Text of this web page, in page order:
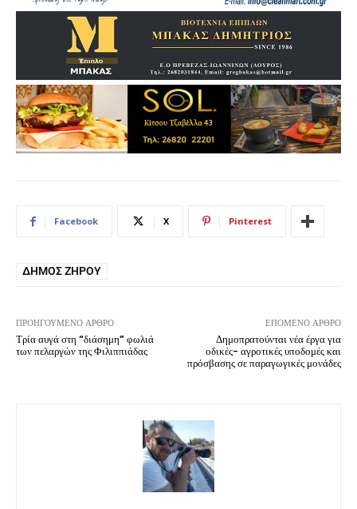
Facebook X Pinterest
ΔΉΜΟΣ ΖΗΡΟΎ
ΠΡΟΗΓΟΎΜΕΝΟ ΆΡΘΡΟ
Τρία αυγά στη “διάσημη” φωλιά
των πελαργών της Φιλιππιάδας
ΕΠΌΜΕΝΟ ΆΡΘΡΟ
Δημοπρατούνται νέα έργα για
οδικές- αγροτικές υποδομές και
πρόσβασης σε παραγωγικές μονάδες